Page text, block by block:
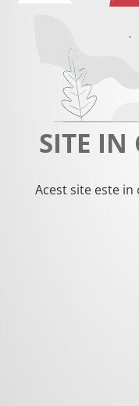
SITE IN
Acest site este